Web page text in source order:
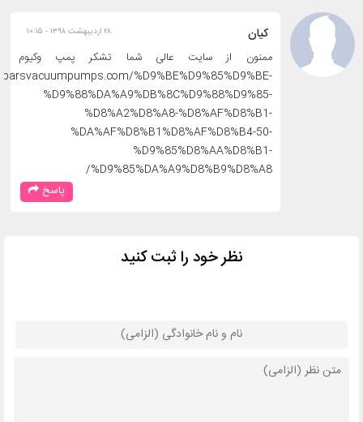
کیان ۲۸ اردیبهشت ۱۳۹۸ - ۱۰:۱۵
ممنون از سایت عالی شما تشکر پمپ وکیوم
%D9%BE%D9%85%D9%BE-
%D9%88%DA%A9%DB%8C%D9%88%D9%85-
%D8%A2%D8%A8-%D8%AF%D8%B1-
%DA%AF%D8%B1%D8%AF%D8%B4-50-
%D9%85%D8%AA%D8%B1-
%D9%85%DA%A9%D8%B9%D8%A8/
پاسخ
نظر خود را ثبت کنید